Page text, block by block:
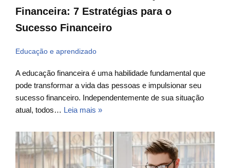
Financeira: 7 Estratégias para o
Sucesso Financeiro
Educação e aprendizado
A educação financeira é uma habilidade fundamental que
pode transformar a vida das pessoas e impulsionar seu
sucesso financeiro. Independentemente de sua situação
atual, todos… Leia mais »